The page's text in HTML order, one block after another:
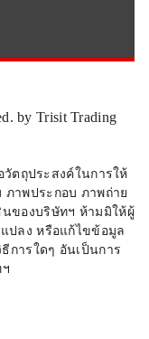
by Trisit Trading
ตถุประสงค์ในการให้
าพประกอบ ภาพถ่าย
ของบริษัทฯ ห้ามมิให้ผู้
ปลง หรือแก้ไขข้อมูล
การใดๆ อันเป็นการ